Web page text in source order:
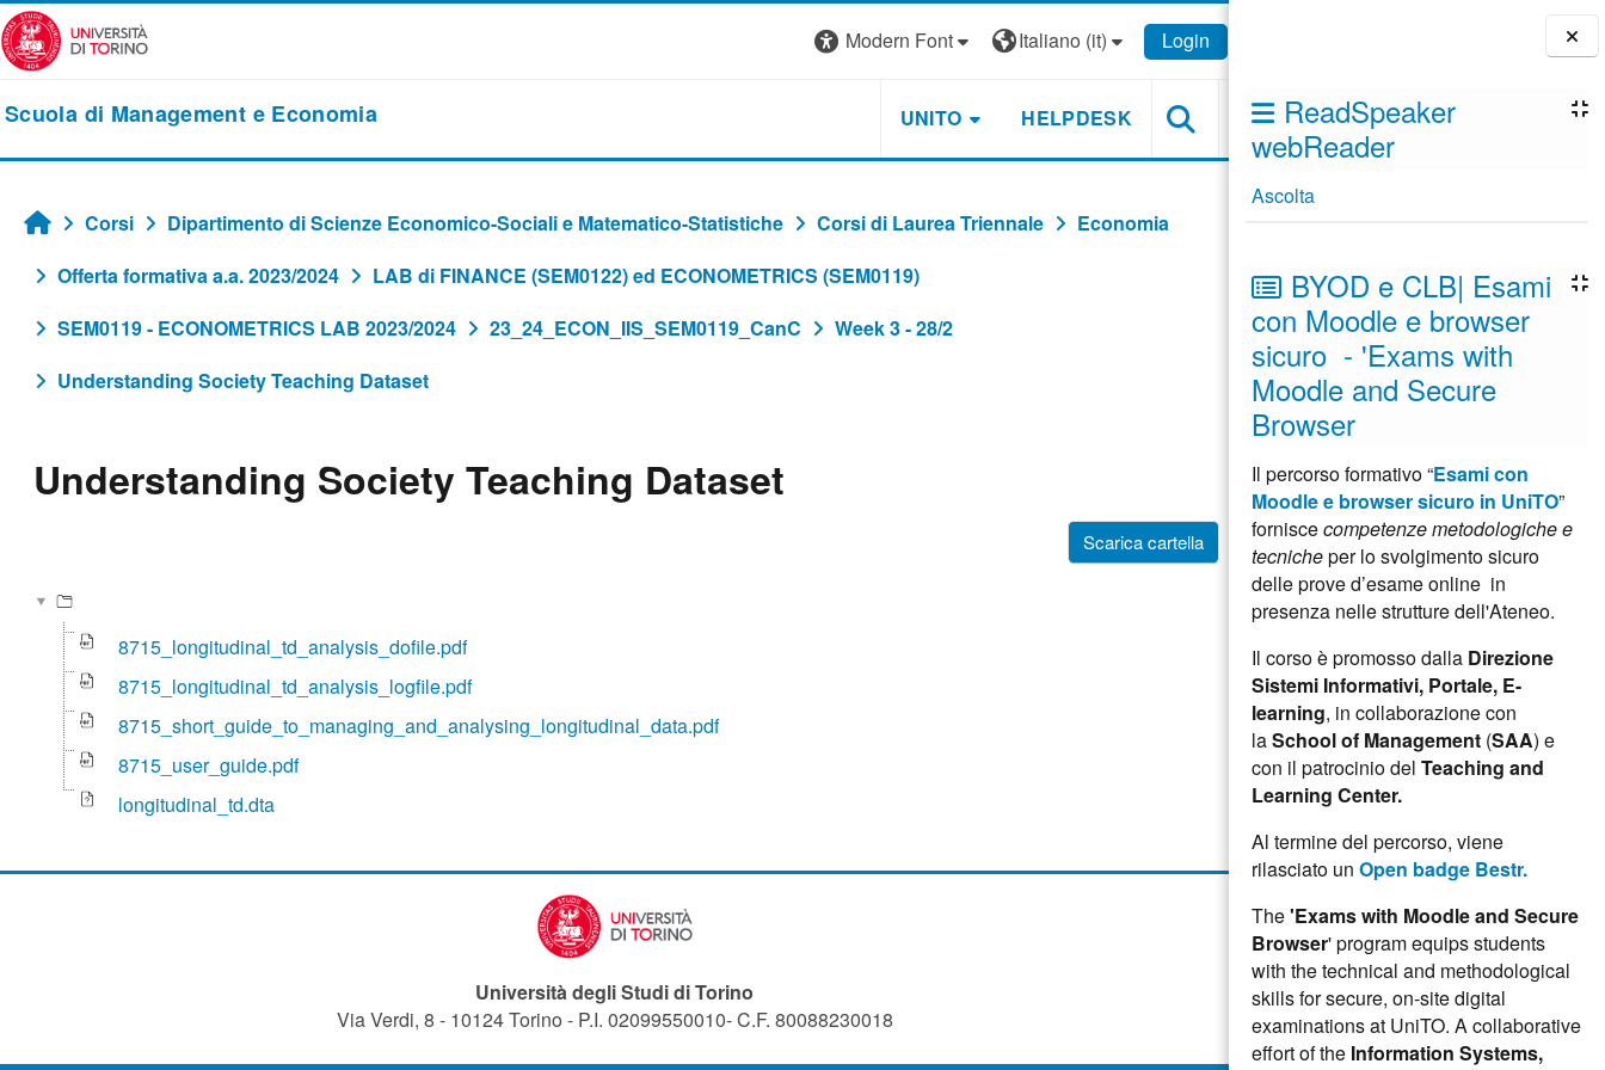
Vai al contenuto principale
Blocchi
ReadSpeaker
webReader
Ascolta
BYOD e CLB| Esami
con Moodle e browser
sicuro - 'Exams with
Moodle and Secure
Browser
Il percorso formativo “Esami con
Moodle e browser sicuro in UniTO”
forniscecompetenze metodologiche e
tecnicheper lo svolgimento sicuro
delle prove d’esame online in
presenza nelle strutture dell'Ateneo.
Il corso è promosso dalla Direzione
Sistemi Informativi, Portale, E-
learning, in collaborazione con
laSchool of Management (SAA) e
con il patrocinio delTeaching and
Learning Center.
Al termine del percorso, viene
rilasciato unOpen badge Bestr.
The'Exams with Moodle and Secure
Browser' program equips students
with the technical and methodological
skills for secure, on-site digital
examinations at UniTO. A collaborative
effort of the Information Systems,
Modern Font Italiano ‎(it)‎ Login
Scuola di Management e Economia UNITO HELPDESK
Home
Corsi Dipartimento di Scienze Economico-Sociali e Matematico-Statistiche Corsi di Laurea Triennale
Economia
Offerta formativa a.a. 2023/2024
LAB di FINANCE (SEM0122) ed ECONOMETRICS (SEM0119)
SEM0119 - ECONOMETRICS LAB 2023/2024
23_24_ECON_IIS_SEM0119_CanC
Week 3 - 28/2
Understanding Society Teaching Dataset
Understanding Society Teaching Dataset
Scarica cartella
8715_longitudinal_td_analysis_dofile.pdf
8715_longitudinal_td_analysis_logfile.pdf
8715_short_guide_to_managing_and_analysing_longitudinal_data.pdf
8715_user_guide.pdf
longitudinal_td.dta
Università degli Studi di Torino
Via Verdi, 8 - 10124 Torino - P.I. 02099550010- C.F. 80088230018